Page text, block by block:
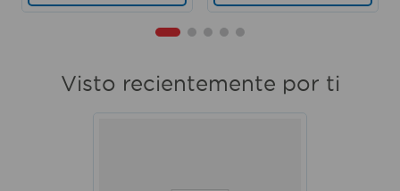
Visto recientemente por ti